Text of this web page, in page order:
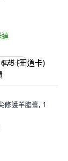
達
王道卡)
修護羊脂膏, 1